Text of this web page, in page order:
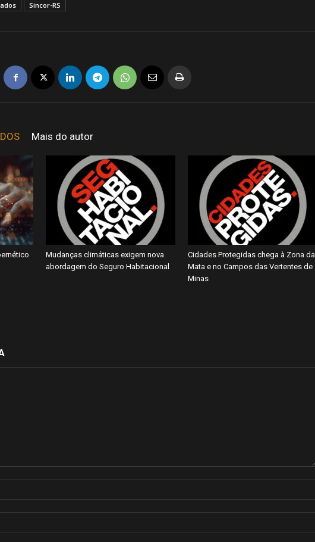
Sincor-RS
Mais do autor
Mudanças climáticas exigem nova
abordagem do Seguro Habitacional
Cidades Protegidas chega à Zona da
Mata e no Campos das Vertentes de
Minas